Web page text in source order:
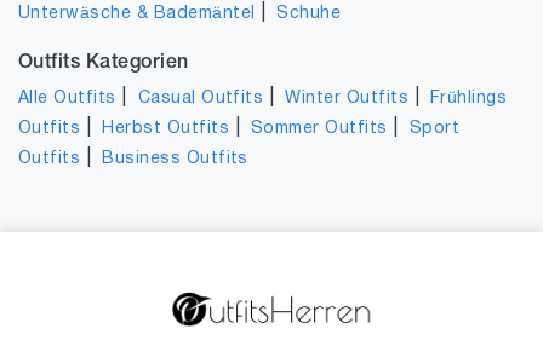
Unterwäsche & Bademäntel |Schuhe
Outfits Kategorien
Alle Outfits Casual Outfits |Winter Outfits
Frühlings
Outfits
Herbst Outfits Sommer Outfits
Sport
Outfits
Business Outfits